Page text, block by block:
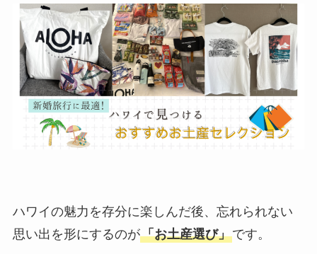
ハワイの魅力を存分に楽しんだ後、忘れられない
思い出を形にするのが「お土産選び」です。